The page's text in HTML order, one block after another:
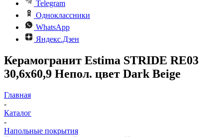
Telegram
Одноклассники
WhatsApp
Яндекс.Дзен
Керамогранит Estima STRIDE RE03
30,6x60,9 Непол. цвет Dark Beige
Главная
-
Каталог
-
Напольные покрытия